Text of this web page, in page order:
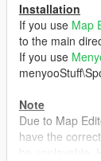
Installation
If you use Map
to the main
If you use
Note
Due to Map
have the